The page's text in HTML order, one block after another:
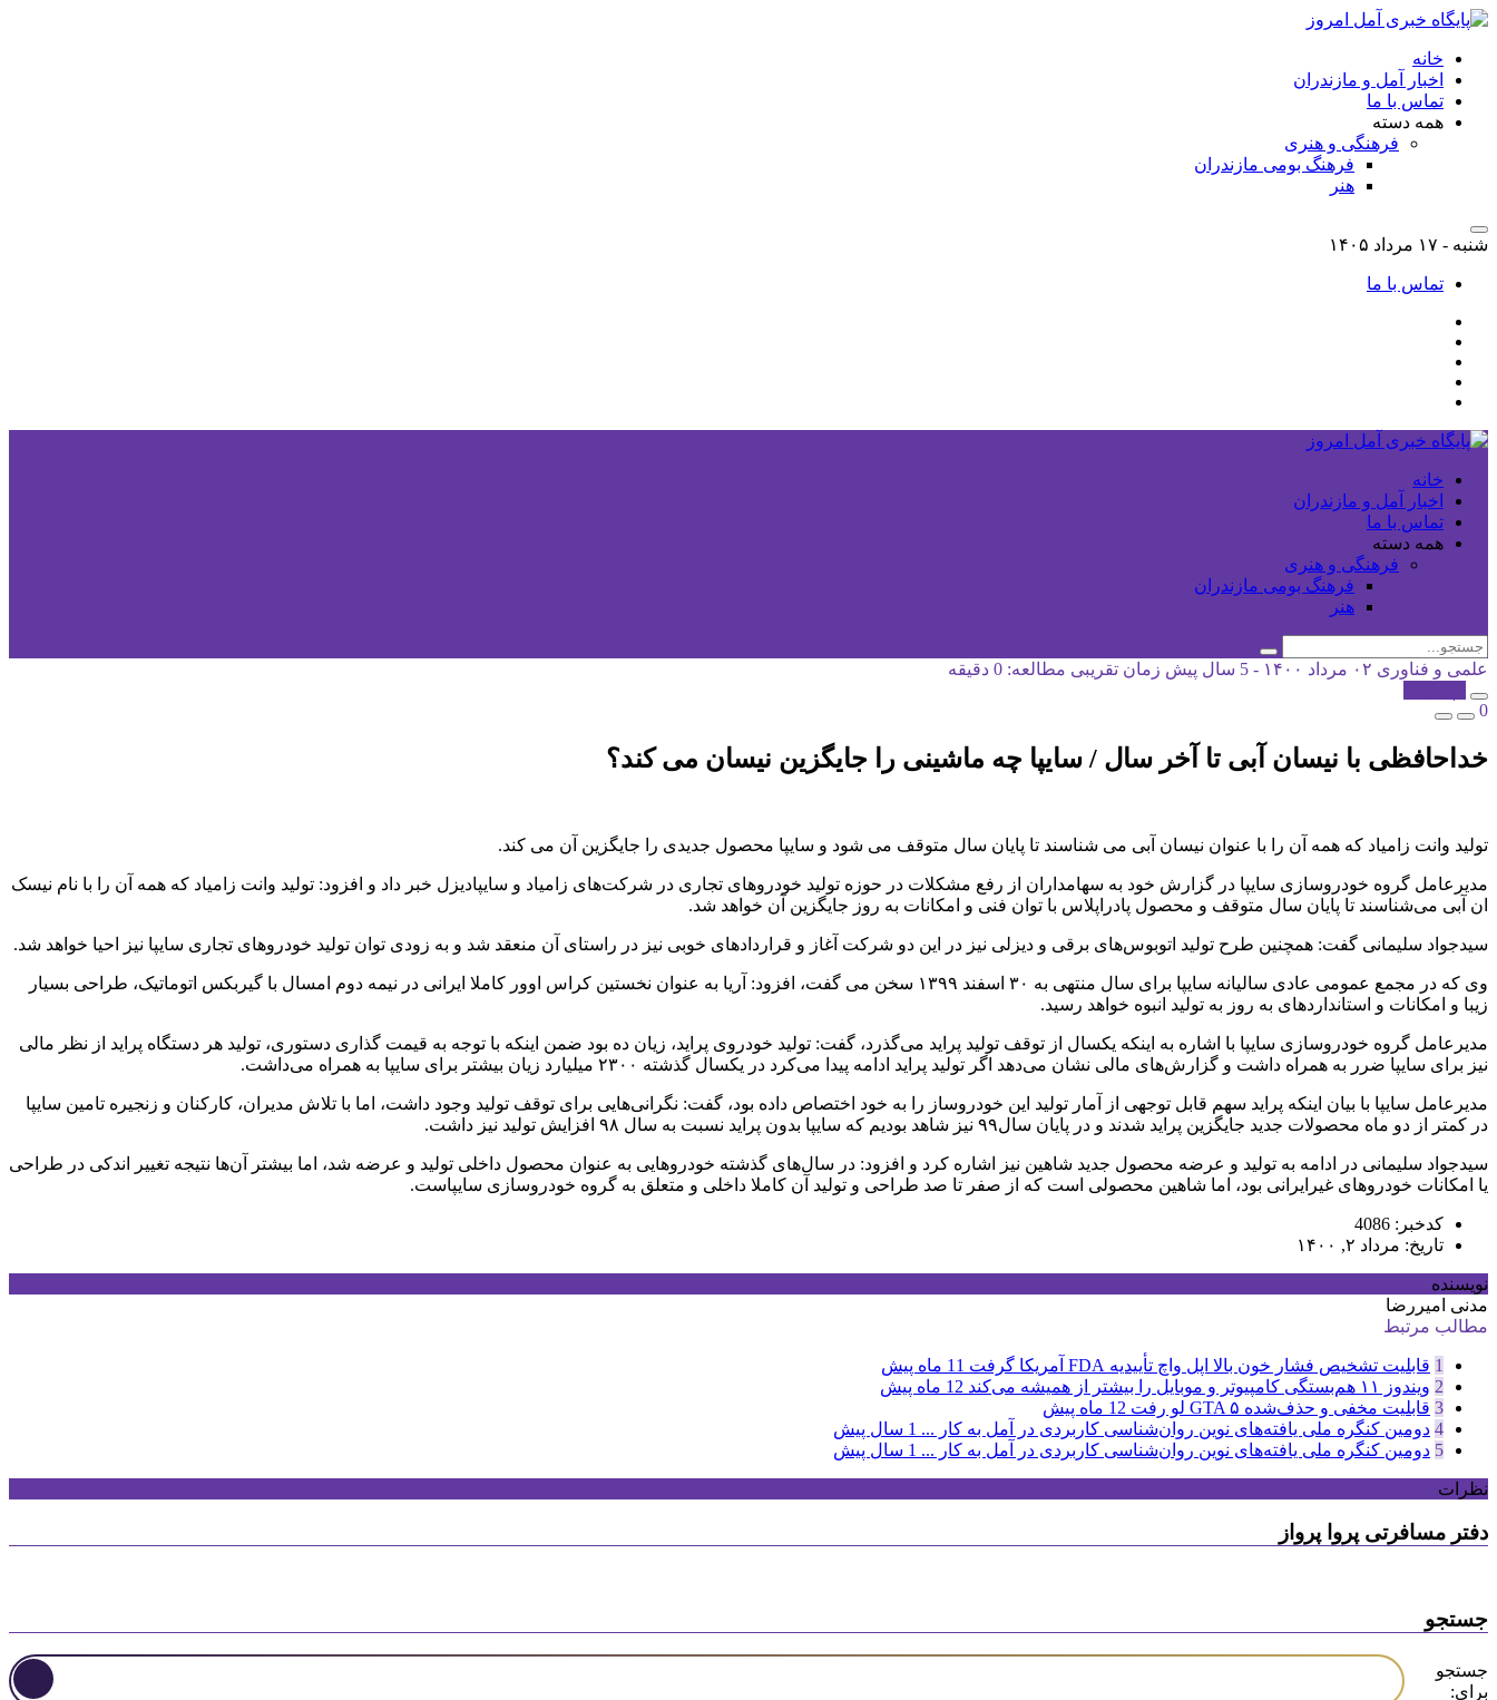
خانه
اخبار آمل و مازندران
تماس با ما
همه دسته
فرهنگی و هنری
فرهنگ بومی مازندران
هنر
شنبه - ۱۷ مرداد ۱۴۰۵
تماس با ما
خانه
اخبار آمل و مازندران
تماس با ما
همه دسته
فرهنگی و هنری
فرهنگ بومی مازندران
هنر
علمی و فناوری ۰۲ مرداد ۱۴۰۰ - 5 سال پیش
زمان تقریبی مطالعه: 0 دقیقه
0
خداحافظی با نیسان آبی تا آخر سال / سایپا چه ماشینی را جایگزین نیسان می کند؟
تولید وانت زامیاد که همه آن را با عنوان نیسان آبی می شناسند تا پایان سال متوقف می شود و سایپا محصول جدیدی را جایگزین آن می کند.
مدیرعامل گروه خودروسازی سایپا در گزارش خود به سهامداران از رفع مشکلات در حوزه تولید خودروهای تجاری در شرکت‌های زامیاد و سایپادیزل خبر داد و افزود: تولید وانت زامیاد که همه آن را با نام نیسک
ان آبی می‌شناسند تا پایان سال متوقف و محصول پادراپلاس با توان فنی و امکانات به روز جایگزین آن خواهد شد.
سیدجواد سلیمانی گفت: همچنین طرح تولید اتوبوس‌های برقی و دیزلی نیز در این دو شرکت آغاز و قراردادهای خوبی نیز در راستای آن منعقد شد و به زودی توان تولید خودروهای تجاری سایپا نیز احیا خواهد شد.
وی که در مجمع عمومی عادی سالیانه سایپا برای سال منتهی به ۳۰ اسفند ۱۳۹۹ سخن می گفت، افزود: آریا به عنوان نخستین کراس اوور کاملا ایرانی در نیمه دوم امسال با گیربکس اتوماتیک، طراحی بسیار
زیبا و امکانات و استانداردهای به روز به تولید انبوه خواهد رسید.
مدیرعامل گروه خودروسازی سایپا با اشاره به اینکه یکسال از توقف تولید پراید می‌گذرد، گفت: تولید خودروی پراید، زیان ده بود ضمن اینکه با توجه به قیمت گذاری دستوری، تولید هر دستگاه پراید از نظر مالی
نیز برای سایپا ضرر به همراه داشت و گزارش‌های مالی نشان می‌دهد اگر تولید پراید ادامه پیدا می‌کرد در یکسال گذشته ۲۳۰۰ میلیارد زیان بیشتر برای سایپا به همراه می‌داشت.
مدیرعامل سایپا با بیان اینکه پراید سهم قابل توجهی از آمار تولید این خودروساز را به خود اختصاص داده بود، گفت: نگرانی‌هایی برای توقف تولید وجود داشت، اما با تلاش مدیران، کارکنان و زنجیره تامین سایپا
در کمتر از دو ماه محصولات جدید جایگزین پراید شدند و در پایان سال۹۹ نیز شاهد بودیم که سایپا بدون پراید نسبت به سال ۹۸ افزایش تولید نیز داشت.
سیدجواد سلیمانی در ادامه به تولید و عرضه محصول جدید شاهین نیز اشاره کرد و افزود: در سال‌های گذشته خودروهایی به عنوان محصول داخلی تولید و عرضه شد، اما بیشتر آن‌ها نتیجه تغییر اندکی در طراحی
یا امکانات خودروهای غیرایرانی بود، اما شاهین محصولی است که از صفر تا صد طراحی و تولید آن کاملا داخلی و متعلق به گروه خودروسازی سایپاست.
کدخبر: 4086
تاریخ: مرداد ۲, ۱۴۰۰
نویسنده
مدنی امیررضا
مطالب مرتبط
1 قابلیت تشخیص فشار خون بالا اپل واچ تأییدیه FDA آمریکا گرفت
11 ماه پیش
2 ویندوز ۱۱ هم‌بستگی کامپیوتر و موبایل را بیشتر از همیشه می‌کند
12 ماه پیش
3 قابلیت مخفی و حذف‌شده GTA ۵ لو رفت
12 ماه پیش
4 دومین کنگره ملی یافته‌های نوین روان‌شناسی کاربردی در آمل به کار ... 1 سال پیش
5 دومین کنگره ملی یافته‌های نوین روان‌شناسی کاربردی در آمل به کار ... 1 سال پیش
نظرات
دفتر مسافرتی پروا پرواز
جستجو
جستجو
برای: